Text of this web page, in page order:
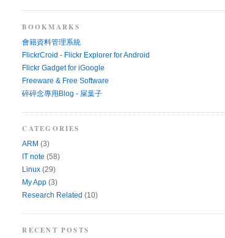
BOOKMARKS
會籍資料管理系統
FlickrCroid - Flickr Explorer for Android
Flickr Gadget for iGoogle
Freeware & Free Software
碎碎念專用Blog - 屎葉子
CATEGORIES
ARM (3)
IT note (58)
Linux (29)
My App (3)
Research Related (10)
RECENT POSTS